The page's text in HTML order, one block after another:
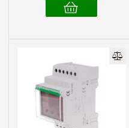
AC (змінний струм)
220V (AC)(2)
230V (AC) (4)
380V (AC)